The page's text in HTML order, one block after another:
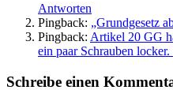
Antworten
Pingback: „Grundgesetz
Pingback: Artikel 20 GG
ein paar Schrauben locker.
Schreibe einen